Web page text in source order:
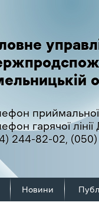
гарячої
244-82-02,
Новини